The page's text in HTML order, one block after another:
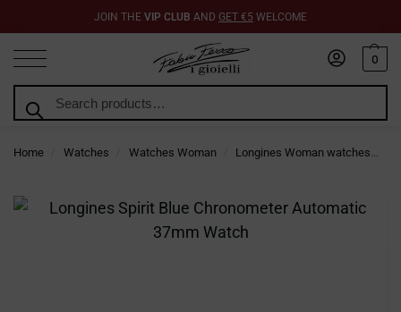
JOIN THE VIP CLUB AND GET €5 WELCOME
0
Home Watches Watches Woman Longines Woman watches